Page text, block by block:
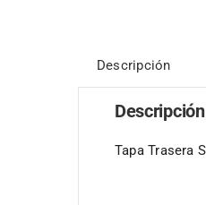
Descripción
Descripción
Tapa Trasera